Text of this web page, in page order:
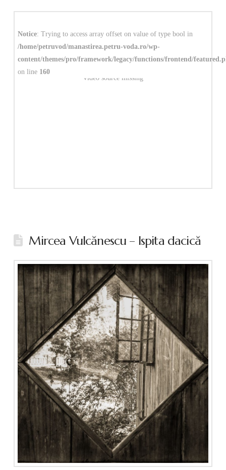
Notice: Trying to access array offset on value of type bool in
/home/petruvod/manastirea.petru-voda.ro/wp-
content/themes/pro/framework/legacy/functions/frontend/
on line 160
Video source missing
Mircea Vulcănescu – Ispita dacică